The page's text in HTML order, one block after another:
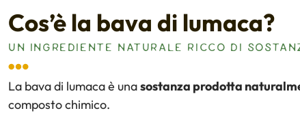
Cos’è la bava di lumaca?
UN INGREDIENTE NATURALE RICCO DI
La bava di lumaca è unasostanza prodotta
composto chimico.